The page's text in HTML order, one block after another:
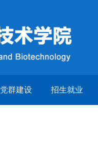
党群建设 招生就业